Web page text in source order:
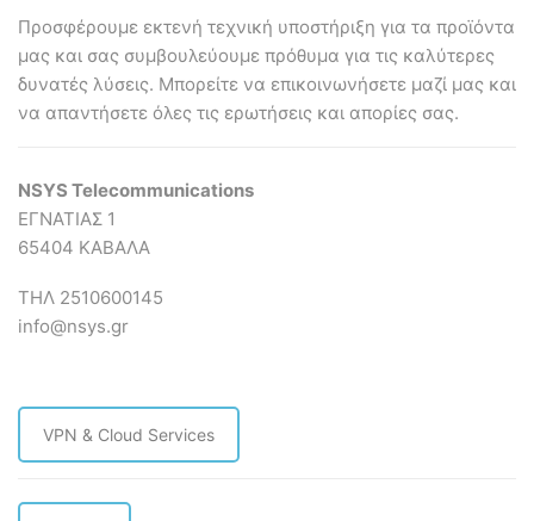
Προσφέρουμε εκτενή τεχνική υποστήριξη για τα προϊόντα
μας και σας συμβουλεύουμε πρόθυμα για τις καλύτερες
δυνατές λύσεις. Mπορείτε να επικοινωνήσετε μαζί μας και
να απαντήσετε όλες τις ερωτήσεις και απορίες σας.
NSYS Telecommunications
ΕΓΝΑΤΙΑΣ 1
65404 ΚΑΒΑΛΑ
ΤΗΛ 2510600145
info@nsys.gr
VPN & Cloud Services